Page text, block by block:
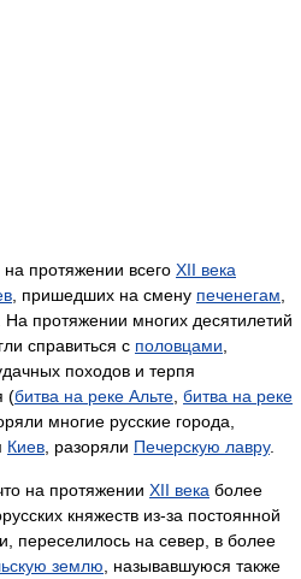
на протяжении всего XII века
, пришедших на смену печенегам
. На протяжении многих десятилетий
справиться с половцами
походов и терпя
(битва на реке Альте битва на реке
многие русские города,
Киев , разоряли Печерскую лавру.
на протяжении XII века более
княжеств из-за постоянной
переселилось на север, в более
землю , называвшуюся также